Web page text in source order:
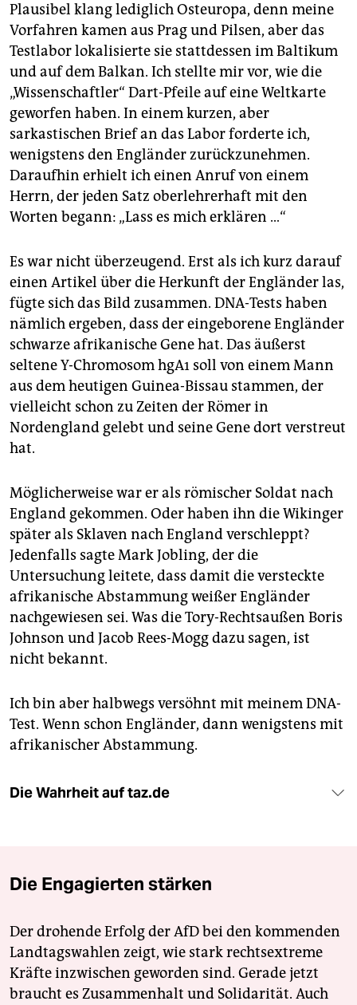
Plausibel klang lediglich Osteuropa, denn meine
Vorfahren kamen aus Prag und Pilsen, aber das
Testlabor lokalisierte sie stattdessen im Baltikum
und auf dem Balkan. Ich stellte mir vor, wie die
„Wissenschaftler“ Dart-Pfeile auf eine Weltkarte
geworfen haben. In einem kurzen, aber
sarkastischen Brief an das Labor forderte ich,
wenigstens den Engländer zurückzunehmen.
Daraufhin erhielt ich einen Anruf von einem
Herrn, der jeden Satz oberlehrerhaft mit den
Worten begann: „Lass es mich erklären …“
Es war nicht überzeugend. Erst als ich kurz darauf
einen Artikel über die Herkunft der Engländer las,
fügte sich das Bild zusammen. DNA-Tests haben
nämlich ergeben, dass der eingeborene Engländer
schwarze afrikanische Gene hat. Das äußerst
seltene Y-Chromosom hgA1 soll von einem Mann
aus dem heutigen Guinea-Bissau stammen, der
vielleicht schon zu Zeiten der Römer in
Nordengland gelebt und seine Gene dort verstreut
hat.
Möglicherweise war er als römischer Soldat nach
England gekommen. Oder haben ihn die Wikinger
später als Sklaven nach England verschleppt?
Jedenfalls sagte Mark Jobling, der die
Untersuchung leitete, dass damit die versteckte
afrikanische Abstammung weißer Engländer
nachgewiesen sei. Was die Tory-Rechtsaußen Boris
Johnson und Jacob Rees-Mogg dazu sagen, ist
nicht bekannt.
Ich bin aber halbwegs versöhnt mit meinem DNA-
Test. Wenn schon Engländer, dann wenigstens mit
afrikanischer Abstammung.
Die Wahrheit auf taz.de
Die Engagierten stärken
Der drohende Erfolg der AfD bei den kommenden
Landtagswahlen zeigt, wie stark rechtsextreme
Kräfte inzwischen geworden sind. Gerade jetzt
braucht es Zusammenhalt und Solidarität. Auch